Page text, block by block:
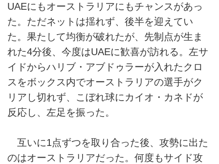
UAEにもオーストラリアにもチャンスがあっ
た。ただネットは揺れず、後半を迎えてい
た。果たして均衡が破れたが、先制点が生ま
れた4分後、今度はUAEに歓喜が訪れる。左サ
イドからハリブ・アブドゥラーが入れたクロ
スをボックス内でオーストラリアの選手がク
リアし切れず、こぼれ球にカイオ・カネドが
反応し、左足を振った。
互いに1点ずつを取り合った後、攻勢に出た
のはオーストラリアだった。何度もサイド攻